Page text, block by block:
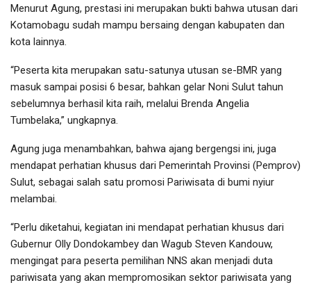
Menurut Agung, prestasi ini merupakan bukti bahwa utusan dari
Kotamobagu sudah mampu bersaing dengan kabupaten dan
kota lainnya.
“Peserta kita merupakan satu-satunya utusan se-BMR yang
masuk sampai posisi 6 besar, bahkan gelar Noni Sulut tahun
sebelumnya berhasil kita raih, melalui Brenda Angelia
Tumbelaka,” ungkapnya.
Agung juga menambahkan, bahwa ajang bergengsi ini, juga
mendapat perhatian khusus dari Pemerintah Provinsi (Pemprov)
Sulut, sebagai salah satu promosi Pariwisata di bumi nyiur
melambai.
“Perlu diketahui, kegiatan ini mendapat perhatian khusus dari
Gubernur Olly Dondokambey dan Wagub Steven Kandouw,
mengingat para peserta pemilihan NNS akan menjadi duta
pariwisata yang akan mempromosikan sektor pariwisata yang